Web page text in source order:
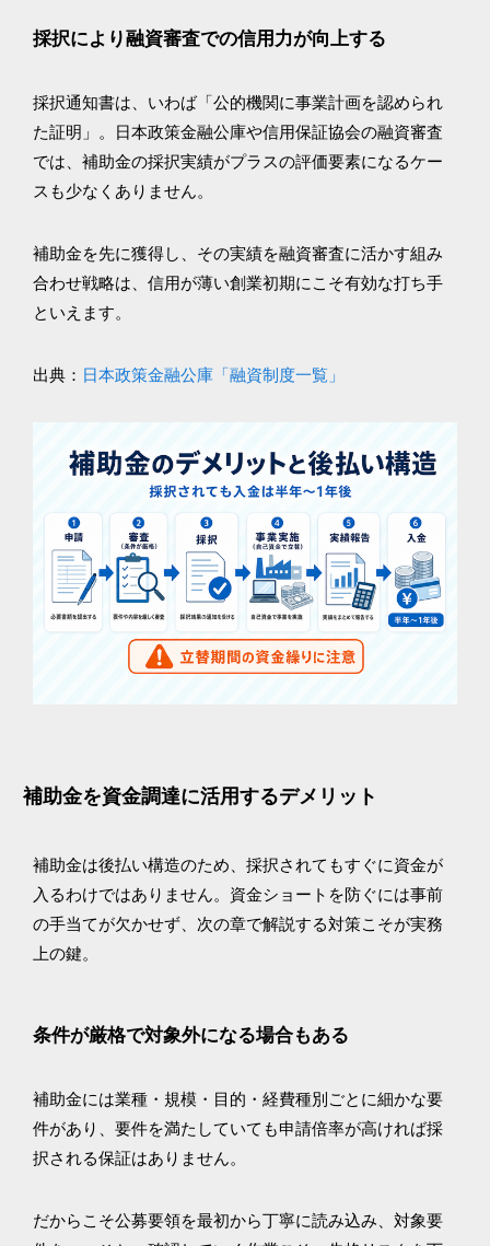
採択により融資審査での信用力が向上する
採択通知書は、いわば「公的機関に事業計画を認められ
た証明」。日本政策金融公庫や信用保証協会の融資審査
では、補助金の採択実績がプラスの評価要素になるケー
スも少なくありません。
補助金を先に獲得し、その実績を融資審査に活かす組み
合わせ戦略は、信用が薄い創業初期にこそ有効な打ち手
といえます。
出典： 日本政策金融公庫「融資制度一覧」
補助金を資金調達に活用するデメリット
補助金は後払い構造のため、採択されてもすぐに資金が
入るわけではありません。資金ショートを防ぐには事前
の手当てが欠かせず、次の章で解説する対策こそが実務
上の鍵。
条件が厳格で対象外になる場合もある
補助金には業種・規模・目的・経費種別ごとに細かな要
件があり、要件を満たしていても申請倍率が高ければ採
択される保証はありません。
だからこそ公募要領を最初から丁寧に読み込み、対象要